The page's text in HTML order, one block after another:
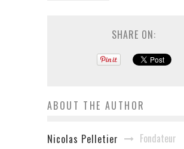
SHARE ON:
ABOUT THE AUTHOR
Nicolas Pelletier Fondateur